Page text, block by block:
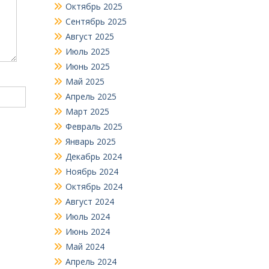
Октябрь 2025
Сентябрь 2025
Август 2025
Июль 2025
Июнь 2025
Май 2025
Апрель 2025
Март 2025
Февраль 2025
Январь 2025
Декабрь 2024
Ноябрь 2024
Октябрь 2024
Август 2024
Июль 2024
Июнь 2024
Май 2024
Апрель 2024